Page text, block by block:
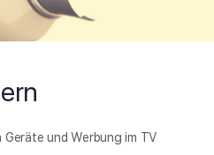
und Werbung im TV